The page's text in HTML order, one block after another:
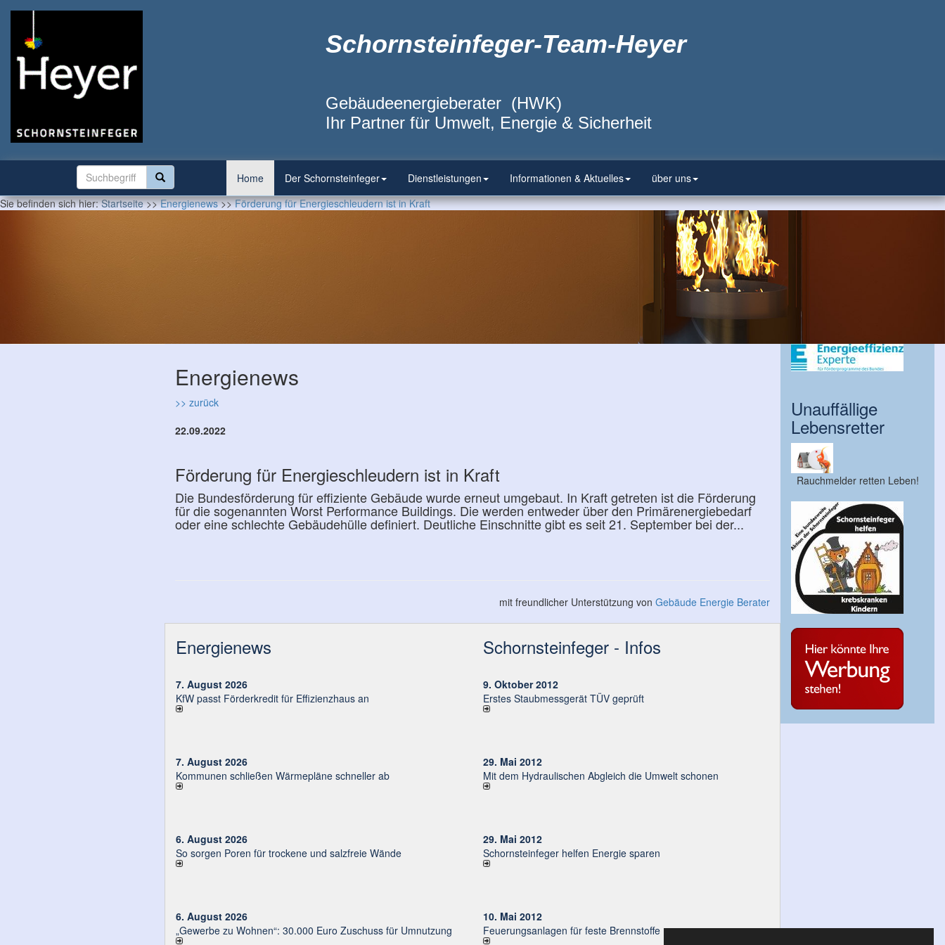
Schornsteinfeger-Team-Heyer
Gebäudeenergieberater (HWK)
Ihr Partner für Umwelt, Energie & Sicherheit
Home Der Schornsteinfeger Dienstleistungen Informationen & Aktuelles
über uns
Sie befinden sich hier:Startseite>>Energienews>>Förderung für Energieschleudern ist in Kraft
Energienews
>> zurück
22.09.2022
Förderung für Energieschleudern ist in Kraft
Die Bundesförderung für effiziente Gebäude wurde erneut umgebaut. In Kraft getreten ist die Förderung
für die sogenannten Worst Performance Buildings. Die werden entweder über den Primärenergiebedarf
oder eine schlechte Gebäudehülle definiert. Deutliche Einschnitte gibt es seit 21. September bei der...
mit freundlicher Unterstützung von Gebäude Energie Berater
Energienews
7. August 2026
KfW passt Förderkredit für Effizienzhaus an
7. August 2026
Kommunen schließen Wärmepläne schneller ab
6. August 2026
So sorgen Poren für trockene und salzfreie Wände
6. August 2026
„Gewerbe zu Wohnen“: 30.000 Euro Zu­schuss für Um­nut­zung
Schornsteinfeger - Infos
9. Oktober 2012
Erstes Staubmessgerät TÜV geprüft
29. Mai 2012
Mit dem Hydraulischen Abgleich die Umwelt schonen
29. Mai 2012
Schornsteinfeger helfen Energie sparen
10. Mai 2012
Feuerungsanlagen für feste Brennstoffe
Unauffällige
Lebensretter
Rauchmelder retten Leben!